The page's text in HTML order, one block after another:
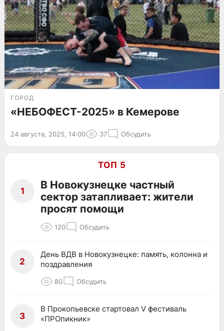
ГОРОД
«НЕБОФЕСТ-2025» в Кемерове
24 августа, 2025, 14:00 37 Обсудить
ТОП 5
1
В Новокузнецке частный
сектор затапливает: жители
просят помощи
120 Обсудить
2
День ВДВ в Новокузнецке: память, колонна и
поздравления
80 Обсудить
3
В Прокопьевске стартовал V фестиваль
«ПРОпикник»